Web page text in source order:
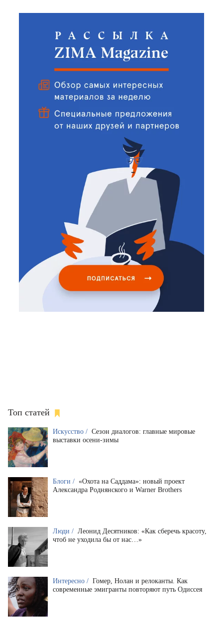
Топ статей
Искусство / Сезон диалогов: главные мировые
выставки осени-зимы
Блоги / «Охота на Саддама»: новый проект
Александра Роднянского и Warner Brothers
Люди / Леонид Десятников: «Как сберечь красоту,
чтоб не уходила бы от нас…»
Интересно / Гомер, Нолан и релоканты. Как
современные эмигранты повторяют путь Одиссея